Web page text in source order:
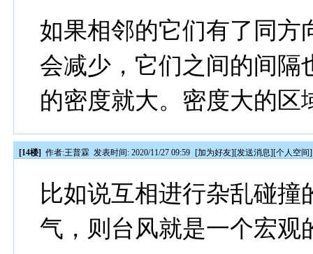
如果相邻的它们有了同方
会减少，它们之间的间隔
的密度就大。密度大的区
[14楼] 作者:王普霖 发表时间: 2020/11/27 09:59 [加为好友][发送消息][个人空间]
比如说互相进行杂乱碰
气，则台风就是一个宏观